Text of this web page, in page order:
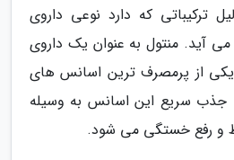
ترکیباتی که دارد نوعی داروی
آید. منتول به عنوان یک داروی
از پرمصرف ترین اسانس های
سریع این اسانس به وسیله
و رفع خستگی می شود.